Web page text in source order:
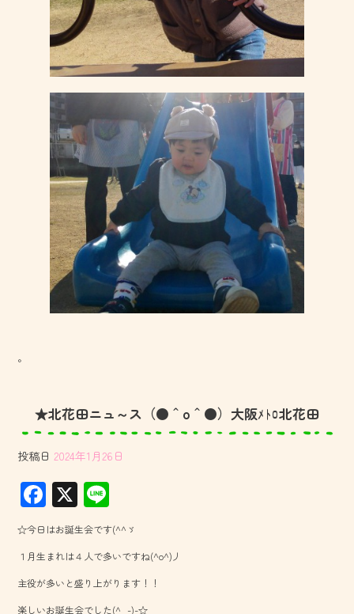
。
★北花田ニュ～ス（●＾o＾●）大阪ﾒﾄﾛ北花田
投稿日 2024年1月26日
F
ac
e
b
o
X
ne
☆今日はお誕生会です(^^ゞ
１月生まれは４人で多いですね(^o^)丿
主役が多いと盛り上がります！！
楽しいお誕生会でした(^_-)-☆